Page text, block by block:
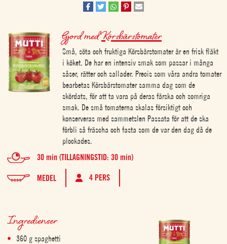
Gjord medKörsbärstomater
Små, söta och fruktiga Körsbärstomater är en frisk fläkt
i köket. De har en intensiv smak som passar i många
såser, rätter och sallader. Precis som våra andra tomater
bearbetas Körsbärstomater samma dag som de
skördats, för att ta vara på deras färska och somriga
smak. De små tomaterna skalas försiktigt och
konserveras med sammetslen Passata för att de ska
förbli så fräscha och fasta som de var den dag då de
plockades.
30 min (TILLAGNINGSTID: 30 min)
MEDEL 4 PERS
Ingredienser
360 g spaghetti